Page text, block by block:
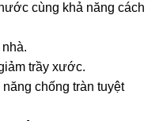
cùng khả năng cách
trầy xước.
chống tràn tuyệt